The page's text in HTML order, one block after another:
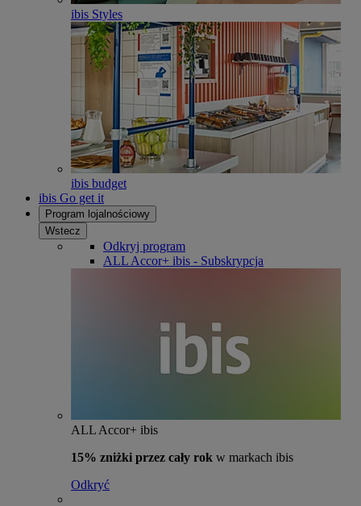
ibis Styles
ibis budget
ibis Go get it
Program lojalnościowy
Wstecz
Odkryj program
ALL Accor+ ibis - Subskrypcja
ALL Accor+ ibis
15% zniżki przez cały rok w markach ibis
Odkryć